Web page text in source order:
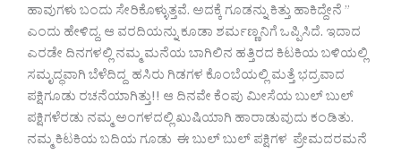
ಹಾವುಗಳು ಬಂದು ಸೇರಿಕೊಳ್ಳುತ್ತವೆ. ಅದಕ್ಕೆ ಗೂಡನ್ನು ಕಿತ್ತು ಹಾಕಿದ್ದೇನೆ ”
ಎಂದು ಹೇಳಿದ್ದ. ಆ ವರದಿಯನ್ನು ಕೂಡಾ ಶರ್ಮಣ್ಣನಿಗೆ ಒಪ್ಪಿಸಿದೆ. ಇದಾದ
ಎರಡೇ ದಿನಗಳಲ್ಲಿ ನಮ್ಮ ಮನೆಯ ಬಾಗಿಲಿನ ಹತ್ತಿರದ ಕಿಟಕಿಯ ಬಳಿಯಲ್ಲಿ
ಸಮೃದ್ಧವಾಗಿ ಬೆಳೆದಿದ್ದ ಹಸಿರು ಗಿಡಗಳ ಕೊಂಬೆಯಲ್ಲಿ ಮತ್ತೆ ಭದ್ರವಾದ
ಪಕ್ಷಿಗೂಡು ರಚನೆಯಾಗಿತ್ತು!! ಆ ದಿನವೇ ಕೆಂಪು ಮೀಸೆಯ ಬುಲ್ ಬುಲ್
ಪಕ್ಷಿಗಳೆರಡು ನಮ್ಮ ಅಂಗಳದಲ್ಲಿ ಖುಷಿಯಾಗಿ ಹಾರಾಡುವುದು ಕಂಡಿತು.
ನಮ್ಮ ಕಿಟಕಿಯ ಬದಿಯ ಗೂಡು ಈ ಬುಲ್ ಬುಲ್ ಪಕ್ಷಿಗಳ ಪ್ರೇಮದರಮನೆ